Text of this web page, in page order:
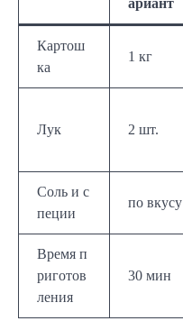
ариант
Картош
ка
1 кг
Лук 2 шт.
Соль и с
пеции
по вкусу
Время п
риготов
ления
30 мин